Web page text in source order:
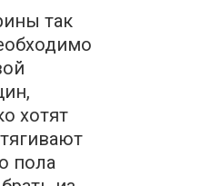
так
хотят
пола